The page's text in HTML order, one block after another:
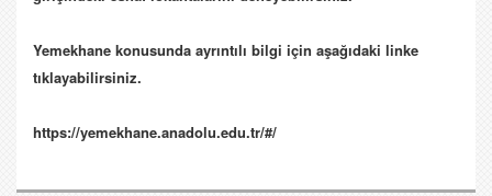
Yemekhane konusunda ayrıntılı bilgi için aşağıdaki linke
tıklayabilirsiniz.
https://yemekhane.anadolu.edu.tr/#/